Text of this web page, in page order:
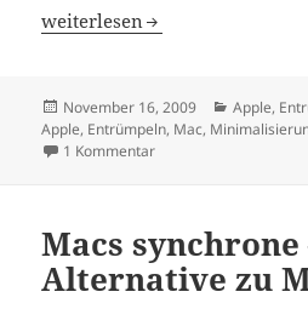
Neue geschäftliche Homepage
weiterlesen
Veröffentlicht
am
November 16, 2009 Kategorien
Apple,
Apple, Entrümpeln, Mac,
1 Kommentarzu Neue
Macs synchrone
Alternative zu